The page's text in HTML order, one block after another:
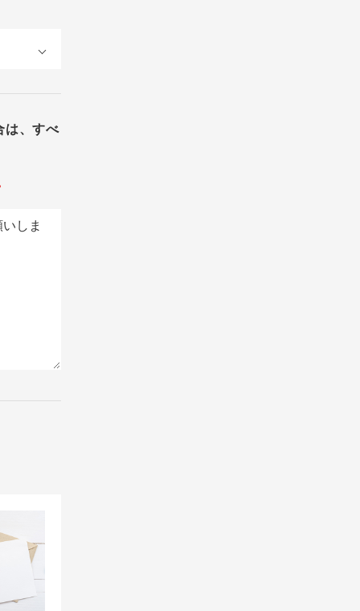
は、すべ